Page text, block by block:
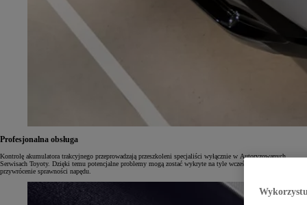
Profesjonalna obsługa
Kontrolę akumulatora trakcyjnego przeprowadzają przeszkoleni specjaliści wyłącznie w Autoryzowanych
Serwisach Toyoty. Dzięki temu potencjalne problemy mogą zostać wykryte na tyle wcześnie, że możliwe będzie
przywrócenie sprawności napędu.